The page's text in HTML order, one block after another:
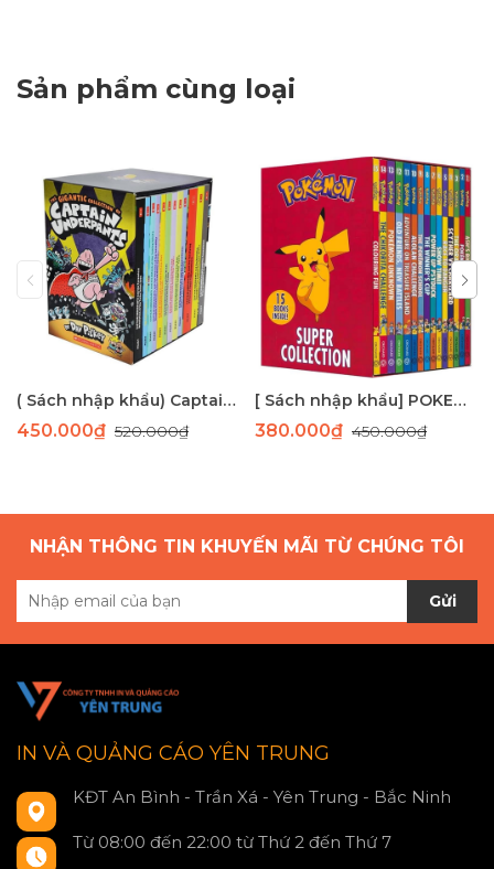
Sản phẩm cùng loại
( Sách nhập khẩu) Captain Underpants 12 cuốn- bản màu
450.000₫ 520.000₫
[ Sách nhập khẩu] POKEMON boxset 15 cuốn
380.000₫ 450.000₫
NHẬN THÔNG TIN KHUYẾN MÃI TỪ CHÚNG TÔI
Gửi
IN VÀ QUẢNG CÁO YÊN TRUNG
KĐT An Bình - Trần Xá - Yên Trung - Bắc Ninh
Từ 08:00 đến 22:00 từ Thứ 2 đến Thứ 7